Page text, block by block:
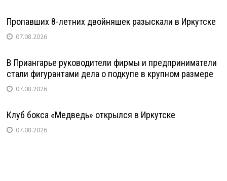
Пропавших 8-летних двойняшек разыскали в Иркутске
07.08.2026
В Приангарье руководители фирмы и предприниматели
стали фигурантами дела о подкупе в крупном размере
07.08.2026
Клуб бокса «Медведь» открылся в Иркутске
07.08.2026